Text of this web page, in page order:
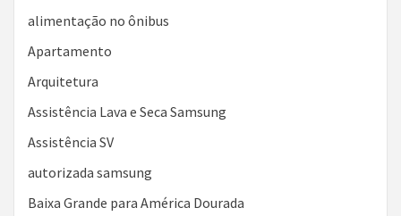
alimentação no ônibus
Apartamento
Arquitetura
Assistência Lava e Seca Samsung
Assistência SV
autorizada samsung
Baixa Grande para América Dourada